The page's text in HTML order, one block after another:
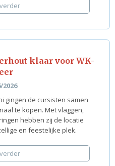
klaar voor WK-
2026
gingen de cursisten samen
te kopen. Met vlaggen,
hebben zij de locatie
en feestelijke plek.